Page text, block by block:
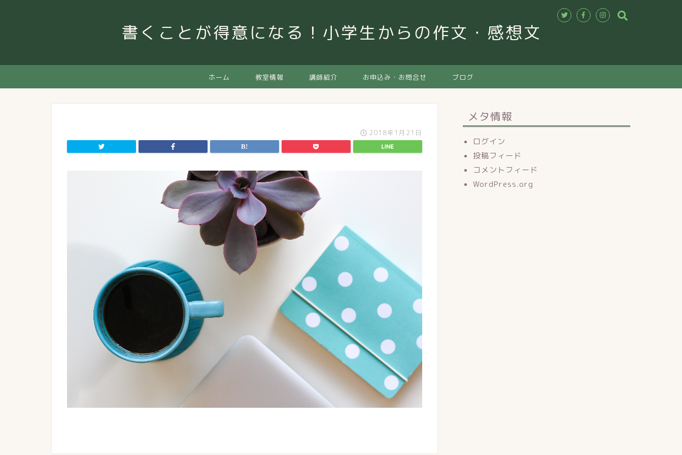
書くことが得意になる！小学生からの作文・感想文
ホーム 教室情報 講師紹介 お申込み・お問合せ ブログ
2018年1月21日
メタ情報
ログイン
投稿フィード
コメントフィード
WordPress.org